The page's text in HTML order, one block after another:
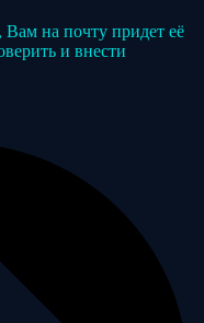
Вам на почту придет её
и внести